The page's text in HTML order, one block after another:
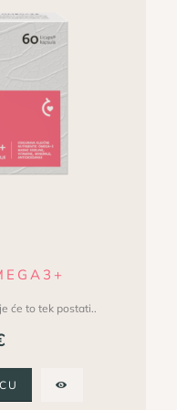
će to tek postati..